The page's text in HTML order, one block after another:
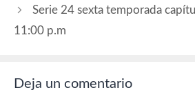
título de esta película con
Serie 24 sexta temporada
11:00 p.m
Deja un comentario